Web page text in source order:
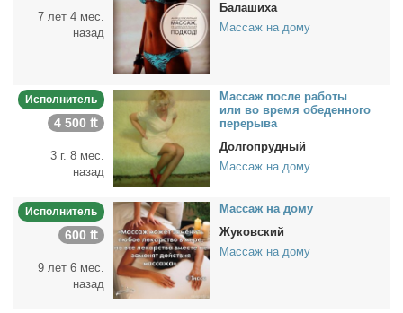
7 лет 4 мес.
назад
Балашиха
Массаж на дому
Исполнитель
4 500 ₶
3 г. 8 мес.
назад
Мас­саж по­сле ра­бо­ты
или во вре­мя обе­ден­но­го
пе­ре­ры­ва
Долгопрудный
Массаж на дому
Исполнитель
600 ₶
9 лет 6 мес.
назад
Мас­саж на до­му
Жуковский
Массаж на дому